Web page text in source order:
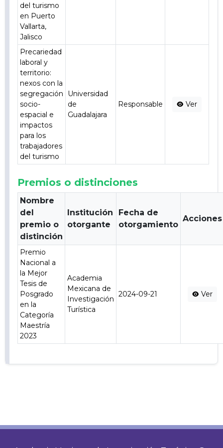
del turismo
en Puerto
Vallarta,
Jalisco
Precariedad
laboral y
territorio:
nexos con la
segregación
socio-
espacial e
impactos
para los
trabajadores
del turismo
Universidad
de
Guadalajara
Responsable Ver
Premios o distinciones
Nombre
del
premio o
distinción
Institución
otorgante
Fecha de
otorgamiento
Acciones
Premio
Nacional a
la Mejor
Tesis de
Posgrado
en la
Categoría
Maestría
2023
Academia
Mexicana de
Investigación
Turística
2024-09-21 Ver